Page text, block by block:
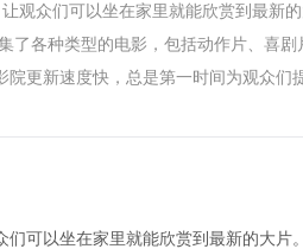
观众们可以坐在家里就能欣赏到最新的
各种类型的电影，包括动作片、喜剧
更新速度快，总是第一时间为观众们
可以坐在家里就能欣赏到最新的大片